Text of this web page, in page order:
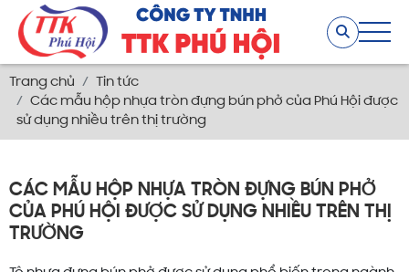
Trang chủ
Tin tức
Các mẫu hộp nhựa tròn đựng bún phở của Phú Hội được
sử dụng nhiều trên thị trường
CÁC MẪU HỘP NHỰA TRÒN ĐỰNG BÚN PHỞ
CỦA PHÚ HỘI ĐƯỢC SỬ DỤNG NHIỀU TRÊN THỊ
TRƯỜNG